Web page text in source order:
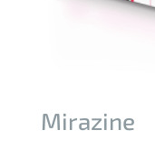
Mirazine